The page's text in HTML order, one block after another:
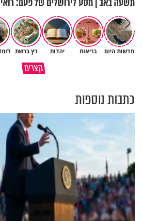
חדשות היום בריאות יהדות רץ ברשת
קצרים
תשתמש באהבה של השם לטובתך
כתבות נוספות